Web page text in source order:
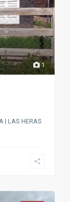
1
| LAS HERAS